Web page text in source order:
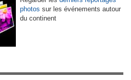
photos sur les événements autour
du continent